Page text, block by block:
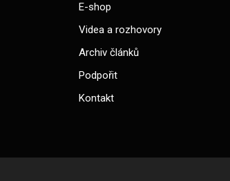
E-shop
Videa a rozhovory
Archiv článků
Podpořit
Kontakt